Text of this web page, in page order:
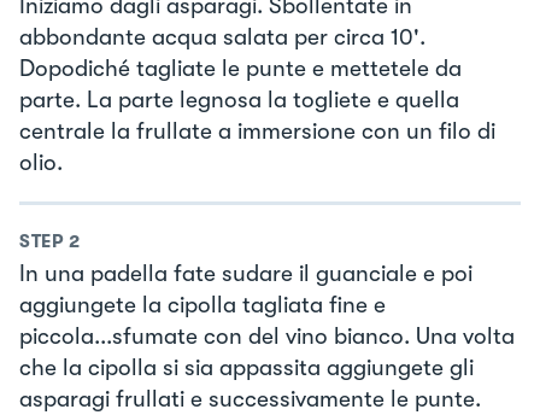
Iniziamo dagli asparagi. Sbollentate in
abbondante acqua salata per circa 10'.
Dopodiché tagliate le punte e mettetele da
parte. La parte legnosa la togliete e quella
centrale la frullate a immersione con un filo di
olio.
STEP 2
In una padella fate sudare il guanciale e poi
aggiungete la cipolla tagliata fine e
piccola...sfumate con del vino bianco. Una volta
che la cipolla si sia appassita aggiungete gli
asparagi frullati e successivamente le punte.